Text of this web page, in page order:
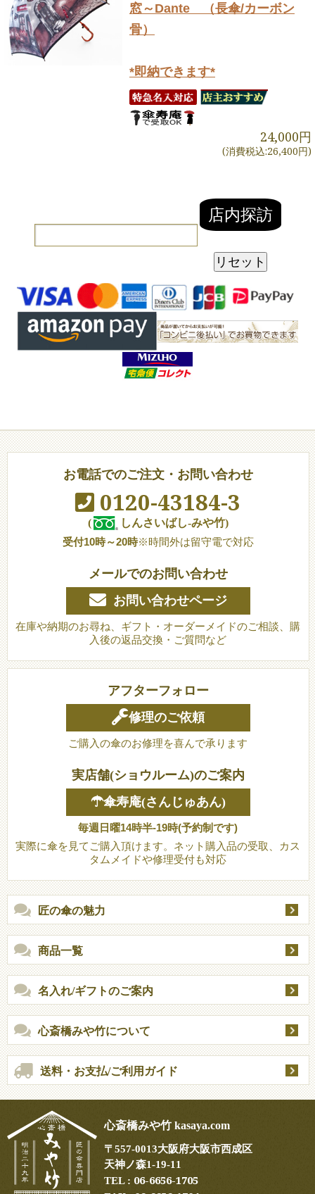
窓～Dante （長傘/カーボン
骨）
*即納できます*
24,000円
(消費税込:26,400円)
お電話でのご注文・お問い合わせ
0120-43184-3
(
しんさいばし-みや竹)
受付10時～20時※時間外は留守電で対応
メールでのお問い合わせ
お問い合わせページ
在庫や納期のお尋ね、ギフト・オーダーメイドのご相談、購
入後の返品交換・ご質問など
アフターフォロー
修理のご依頼
ご購入の傘のお修理を喜んで承ります
実店舗(ショウルーム)のご案内
☂傘寿庵(さんじゅあん)
毎週日曜14時半-19時(予約制です)
実際に傘を見てご購入頂けます。ネット購入品の受取、カス
タムメイドや修理受付も対応
匠の傘の魅力
商品一覧
名入れ/ギフトのご案内
心斎橋みや竹について
送料・お支払/ご利用ガイド
心斎橋みや竹 kasaya.com
〒557-0013大阪府大阪市西成区
天神ノ森1-19-11
TEL : 06-6656-1705